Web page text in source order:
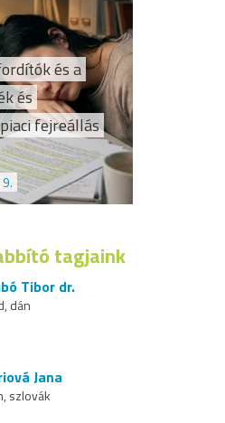
és a
és
fejreállás
tagjaink
Tibor dr.
dán
Jana
szlovák